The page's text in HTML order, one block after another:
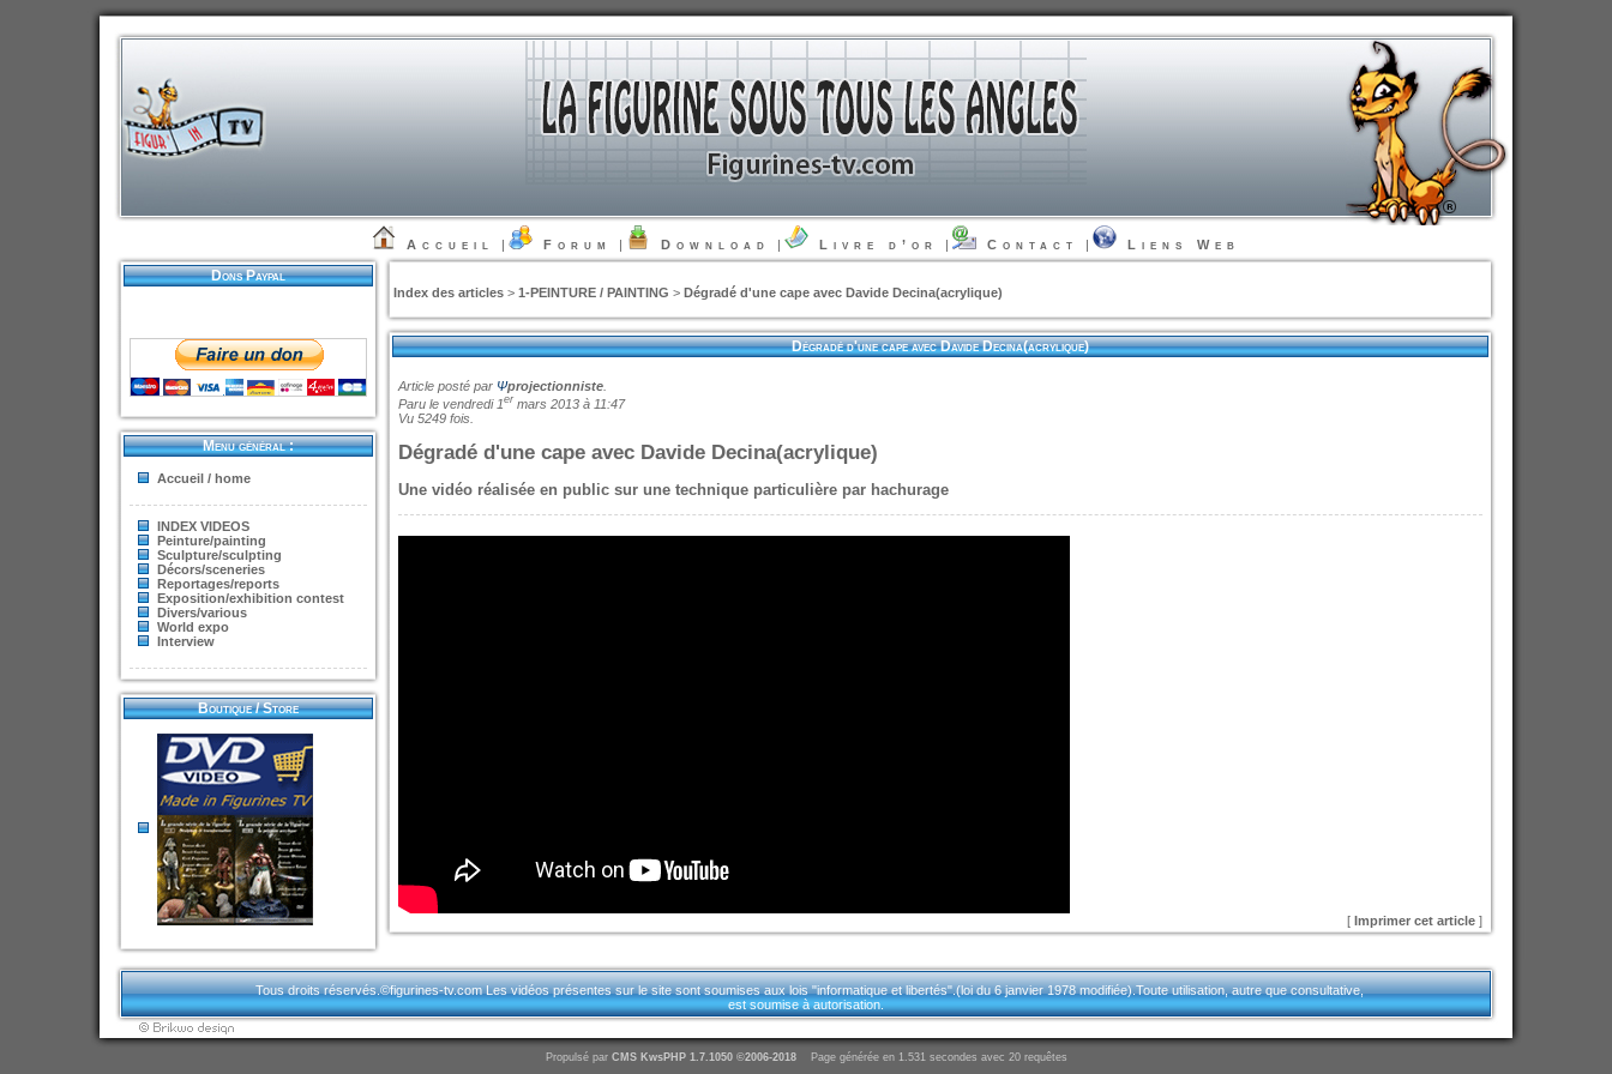
Accueil | Forum | Download | Livre d’or | Contact | Liens Web
Dons Paypal
Menu général :
Accueil / home
INDEX VIDEOS
Peinture/painting
Sculpture/sculpting
Décors/sceneries
Reportages/reports
Exposition/exhibition contest
Divers/various
World expo
Interview
Boutique / Store
Index des articles > 1-PEINTURE / PAINTING > Dégradé d'une cape avec Davide Decina(acrylique)
Dégradé d'une cape avec Davide Decina(acrylique)
Article posté par Ψprojectionniste
Paru le vendredi 1er mars 2013 à 11:47
Vu 5249 fois.
Dégradé d'une cape avec Davide Decina(acrylique)
Une vidéo réalisée en public sur une technique particulière par hachurage
[ Imprimer cet article ]
Tous droits réservés.©figurines-tv.com Les vidéos présentes sur le site sont soumises aux lois "informatique et libertés".(loi du 6 janvier 1978 modifiée).Toute utilisation, autre que consultative,
est soumise à autorisation.
Propulsé par CMS KwsPHP 1.7.1050 ©2006-2018Page générée en 1.531 secondes avec 20 requêtes